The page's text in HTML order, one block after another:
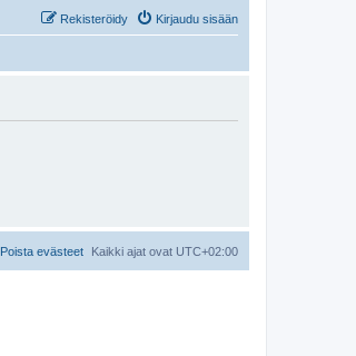
Kirjaudu sisään
Rekisteröidy
Kaikki ajat ovat UTC+02:00
Poista evästeet